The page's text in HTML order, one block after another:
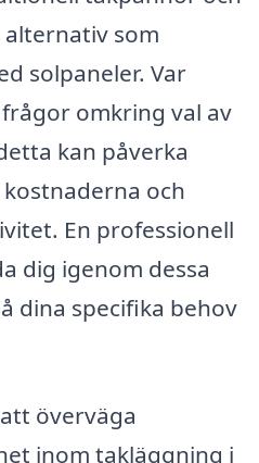
som
solpaneler. Var
omkring val av
kan påverka
och
En professionell
dig igenom dessa
dina specifika behov
överväga
inom takläggning i